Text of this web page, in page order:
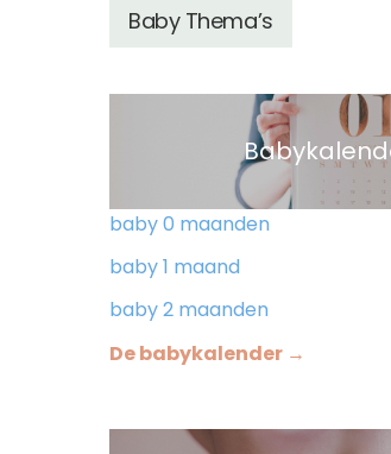
Baby Thema’s
baby 0 maanden
baby 1 maand
baby 2 maanden
De babykalender →